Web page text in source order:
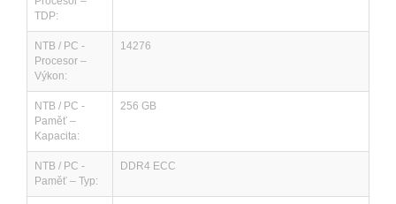
TDP:
NTB / PC -
Procesor –
Výkon:
14276
NTB / PC -
Paměť –
Kapacita:
256 GB
NTB / PC -
Paměť – Typ:
DDR4 ECC